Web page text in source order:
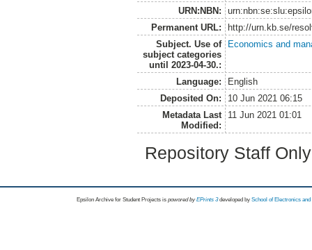
URN:NBN:
Permanent URL:
http://urn.kb.se/
Subject. Use of
subject categories
until 2023-04-30.:
Economics and
Language:
English
Deposited On:
10 Jun 2021 06:15
Metadata Last
Modified:
11 Jun 2021 01:01
Repository Staff
Epsilon Archive for Student Projects is powored byEPrints 3 developed by School of Electronics